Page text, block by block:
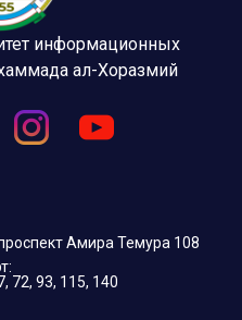
информационных
ал-Хоразмий
Амира Темура 108
72, 93, 115, 140